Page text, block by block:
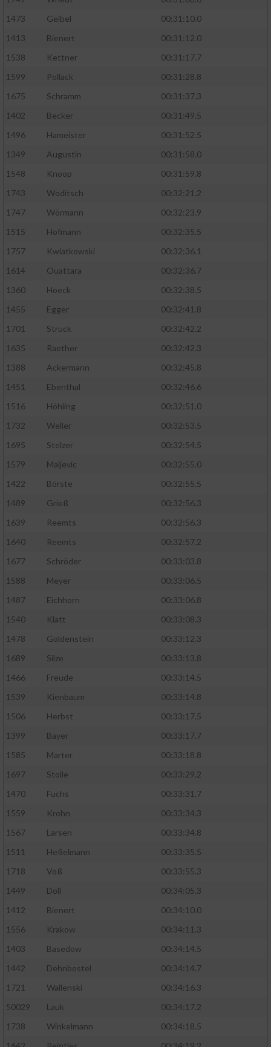
1473
Geibel
00:31:10.0
1413
Bienert
00:31:12.0
1538
Kettner
00:31:17.7
1599
Pollack
00:31:28.8
1675
Schramm
00:31:37.3
1402
Becker
00:31:49.5
1496
Hameister
00:31:52.5
1349
Augustin
00:31:58.0
1548
Knoop
00:31:59.8
1743
Woditsch
00:32:21.2
1747
Wörmann
00:32:23.9
1515
Hofmann
00:32:35.5
1757
Kwiatkowski
00:32:36.1
1614
Ouattara
00:32:36.7
1360
Hoeck
00:32:38.5
1455
Egger
00:32:41.8
1701
Struck
00:32:42.2
1635
Raether
00:32:42.3
1388
Ackermann
00:32:45.8
1451
Ebenthal
00:32:46.6
1516
Höhling
00:32:51.0
1732
Weller
00:32:53.5
1695
Stelzer
00:32:54.5
1579
Maljevic
00:32:55.0
1422
Börste
00:32:55.5
1489
Grieß
00:32:56.3
1639
Reemts
00:32:56.3
1640
Reemts
00:32:57.2
1677
Schröder
00:33:03.8
1588
Meyer
00:33:06.5
1487
Eichhorn
00:33:06.8
1540
Klatt
00:33:08.3
1478
Goldenstein
00:33:12.3
1689
Silze
00:33:13.8
1466
Freude
00:33:14.5
1539
Kienbaum
00:33:14.8
1506
Herbst
00:33:17.5
1399
Bayer
00:33:17.7
1585
Marter
00:33:18.8
1697
Stolle
00:33:29.2
1470
Fuchs
00:33:31.7
1559
Krohn
00:33:34.3
1567
Larsen
00:33:34.8
1511
Heßelmann
00:33:35.5
1718
Voß
00:33:55.3
1449
Doll
00:34:05.3
1412
Bienert
00:34:10.0
1556
Krakow
00:34:11.3
1403
Basedow
00:34:14.5
1442
Dehnbostel
00:34:14.7
1721
Wallenski
00:34:16.3
50029
Lauk
00:34:17.2
1738
Winkelmann
00:34:18.5